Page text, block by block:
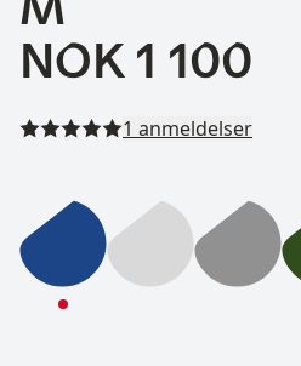
Pris:
NOK 1 100
Les alle anmeldelser
1 anmeldelser
RaceX Merino Pants M
RaceX Merino